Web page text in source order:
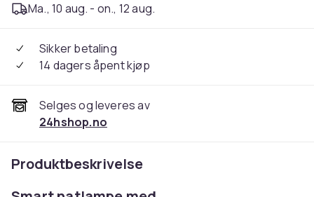
Ma., 10 aug. - on., 12 aug.
Sikker betaling
14 dagers åpent kjøp
Selges og leveres av
24hshop.no
Produktbeskrivelse